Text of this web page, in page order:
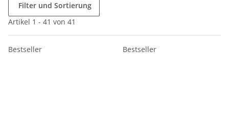
Filter und Sortierung
Artikel 1 - 41 von 41
Bestseller Bestseller